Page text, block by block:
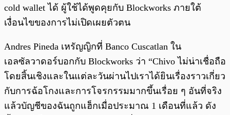
cold wallet ได้ ผู้ใช้ได้พูดคุยกับ Blockworks ภายใต้
เงื่อนไขของการไม่เปิดเผยตัวตน
Andres Pineda เหรัญญิกที่ Banco Cuscatlan ใน
เอลซัลวาดอร์บอกกับ Blockworks ว่า “Chivo ไม่น่าเชื่อถือ
โดยสิ้นเชิงและในแต่ละวันผ่านไปเราได้ยินเรื่องราวเกี่ยว
กับการฉ้อโกงและการโจรกรรมมากขึ้นเรื่อย ๆ อันที่จริง
แล้วบัญชีของฉันถูกแฮ็กเมื่อประมาณ 1 เดือนที่แล้ว ดัง